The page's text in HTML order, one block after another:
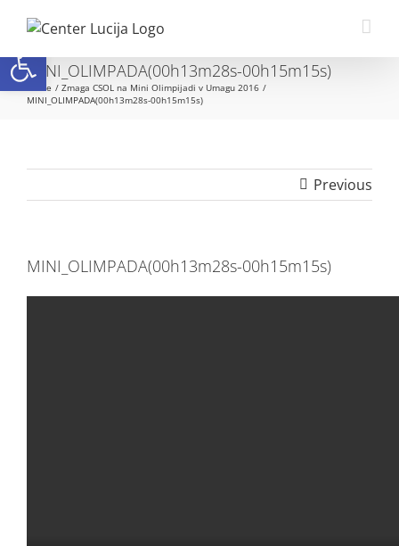
content
MINI_OLIMPADA(00h13m28s-00h15m15s)
Home
Zmaga CSOL na Mini Olimpijadi v Umagu 2016
MINI_OLIMPADA(00h13m28s-00h15m15s)
Previous
MINI_OLIMPADA(00h13m28s-00h15m15s)
Open toolbar